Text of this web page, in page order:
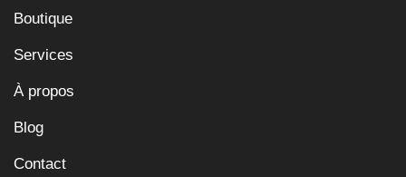
Boutique
Services
À propos
Blog
Contact